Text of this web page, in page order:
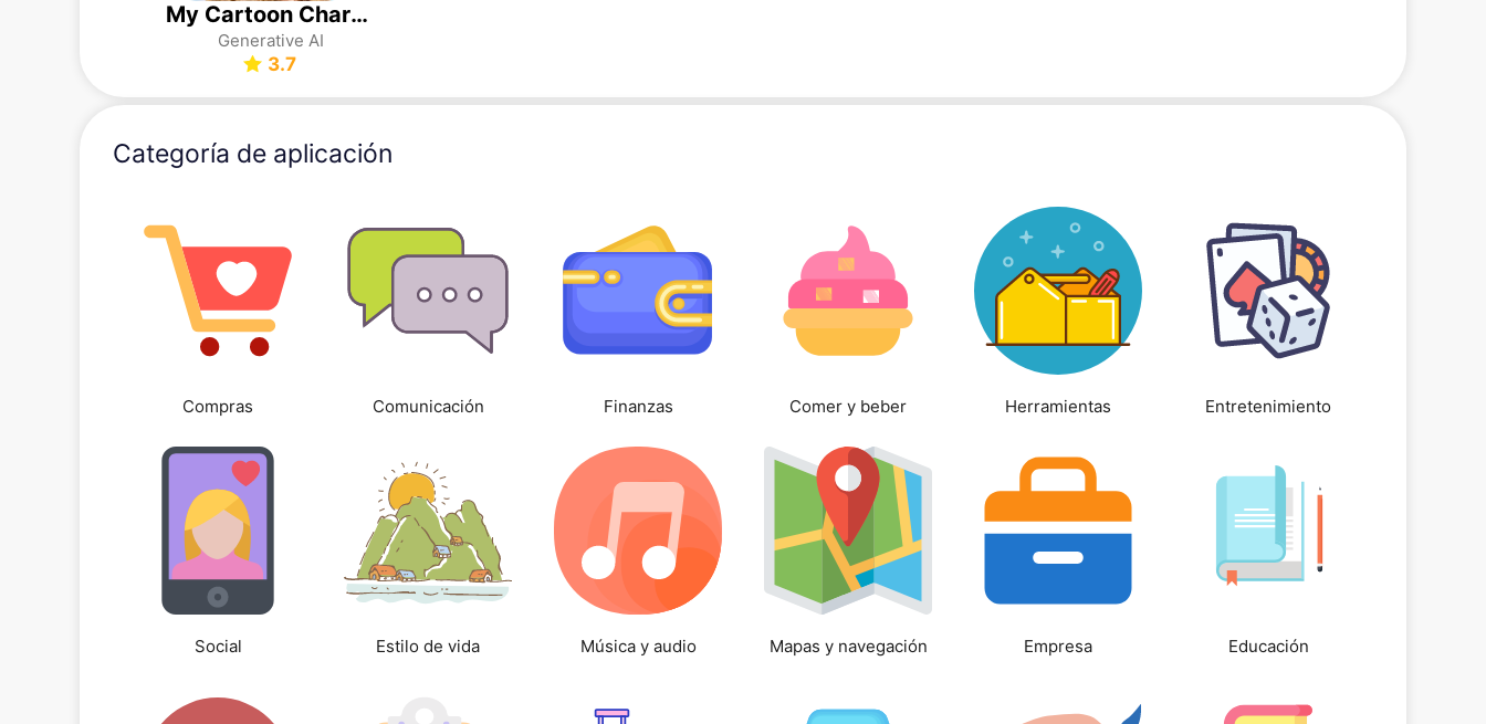
My Cartoon Character
Generative AI
3.7
Categoría de aplicación
Compras Comunicación Finanzas Comer y beber Herramientas Entretenimiento
Social Estilo de vida Música y audio Mapas y navegación Empresa Educación